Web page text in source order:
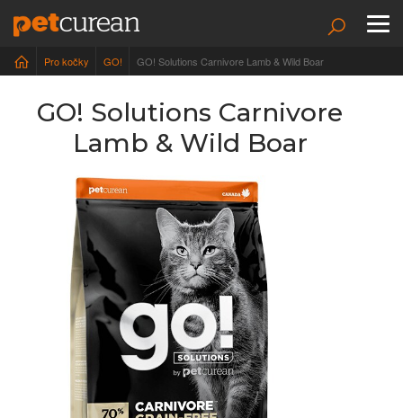
Pro kočky GO! GO! Solutions Carnivore Lamb & Wild Boar
GO! Solutions Carnivore
Lamb & Wild Boar